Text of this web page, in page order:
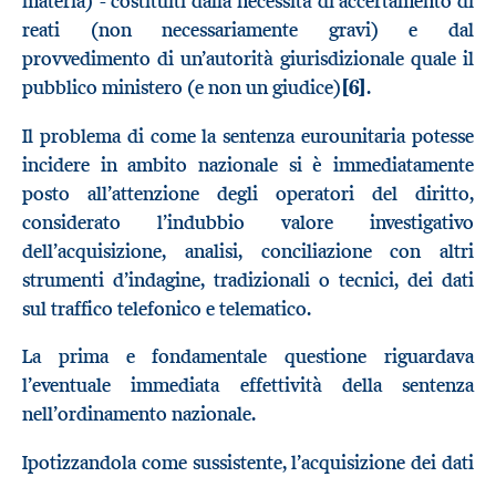
reati (non necessariamente gravi) e dal
provvedimento di un’autorità giurisdizionale quale il
pubblico ministero (e non un giudice) [6].
Il problema di come la sentenza eurounitaria potesse
incidere in ambito nazionale si è immediatamente
posto all’attenzione degli operatori del diritto,
considerato l’indubbio valore investigativo
dell’acquisizione, analisi, conciliazione con altri
strumenti d’indagine, tradizionali o tecnici, dei dati
sul traffico telefonico e telematico.
La prima e fondamentale questione riguardava
l’eventuale immediata effettività della sentenza
nell’ordinamento nazionale.
Ipotizzandola come sussistente, l’acquisizione dei dati